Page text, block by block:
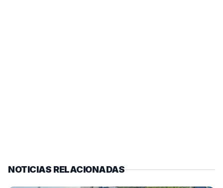
NOTICIAS RELACIONADAS